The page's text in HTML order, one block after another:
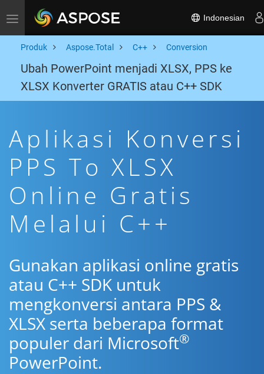
Toggle navigation Indonesian
Produk Aspose.Total C++ Conversion
Ubah PowerPoint menjadi XLSX, PPS ke
XLSX Konverter GRATIS atau C++ SDK
Aplikasi Konversi
PPS To XLSX
Online Gratis
Melalui C++
Gunakan aplikasi online gratis
atau C++ SDK untuk
mengkonversi antara PPS &
XLSX serta beberapa format
populer dari Microsoft®
PowerPoint.